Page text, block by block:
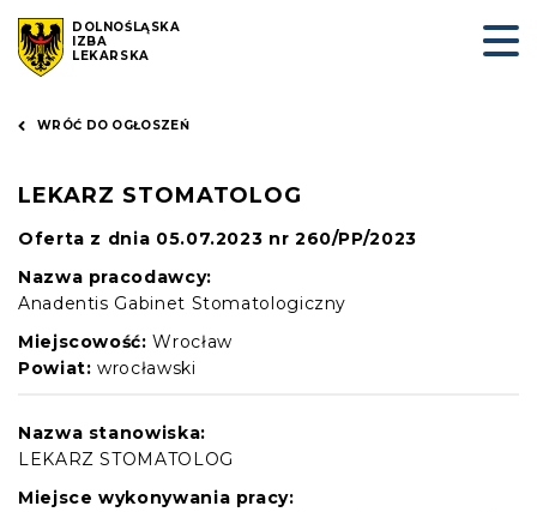
DOLNOŚLĄSKA
IZBA
LEKARSKA
WRÓĆ DO OGŁOSZEŃ
LEKARZ STOMATOLOG
Oferta z dnia 05.07.2023 nr 260/PP/2023
Nazwa pracodawcy:
Anadentis Gabinet Stomatologiczny
Miejscowość: Wrocław
Powiat: wrocławski
Nazwa stanowiska:
LEKARZ STOMATOLOG
Miejsce wykonywania pracy: